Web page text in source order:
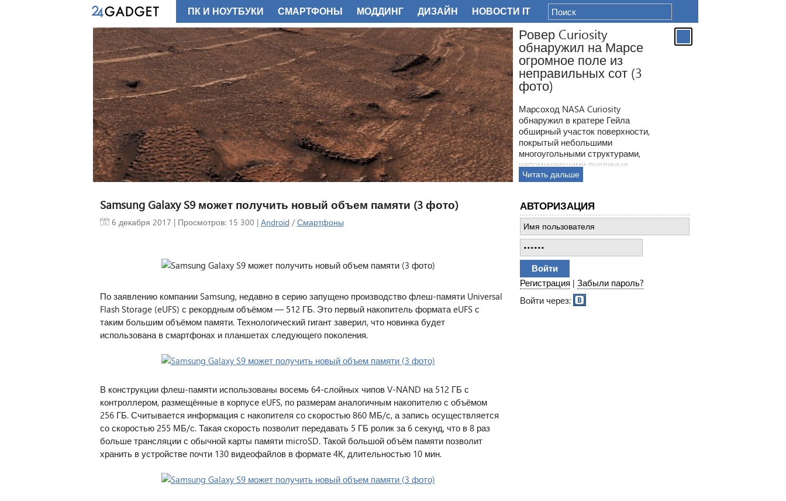
Ровер Curiosity
обнаружил на Марсе
огромное поле из
неправильных сот (3
фото)
Марсоход NASA Curiosity
обнаружил в кратере Гейла
обширный участок поверхности,
покрытый небольшими
многоугольными структурами,
напоминающими пчелиные
соты. Ранее ровер находил
затмила все предыдущее такие
открытия.
Читать дальше
Samsung Galaxy S9 может получить новый объем памяти (3 фото)
6 декабря 2017 | Просмотров: 15 300 | Android /Смартфоны
По заявлению компании Samsung, недавно в серию запущено производство флеш-памяти Universal
Flash Storage (eUFS) с рекордным объёмом — 512 ГБ. Это первый накопитель формата eUFS с
таким большим объёмом памяти. Технологический гигант заверил, что новинка будет
использована в смартфонах и планшетах следующего поколения.
В конструкции флеш-памяти использованы восемь 64-слойных чипов V-NAND на 512 ГБ с
контроллером, размещённые в корпусе eUFS, по размерам аналогичным накопителю с объёмом
256 ГБ. Считывается информация с накопителя со скоростью 860 МБ/с, а запись осуществляется
со скоростью 255 МБ/с. Такая скорость позволит передавать 5 ГБ ролик за 6 секунд, что в 8 раз
больше трансляции с обычной карты памяти microSD. Такой большой объём памяти позволит
хранить в устройстве почти 130 видеофайлов в формате 4К, длительностью 10 мин.
АВТОРИЗАЦИЯ
Регистрация | Забыли пароль?
Войти через:
ПК И НОУТБУКИ СМАРТФОНЫ МОДДИНГ ДИЗАЙН НОВОСТИ IT
ФОТО